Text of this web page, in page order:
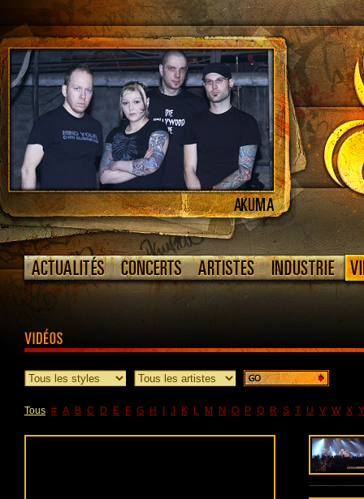
Tous # A B C D E F G H J K L M N O P Q R S T U V W X Y